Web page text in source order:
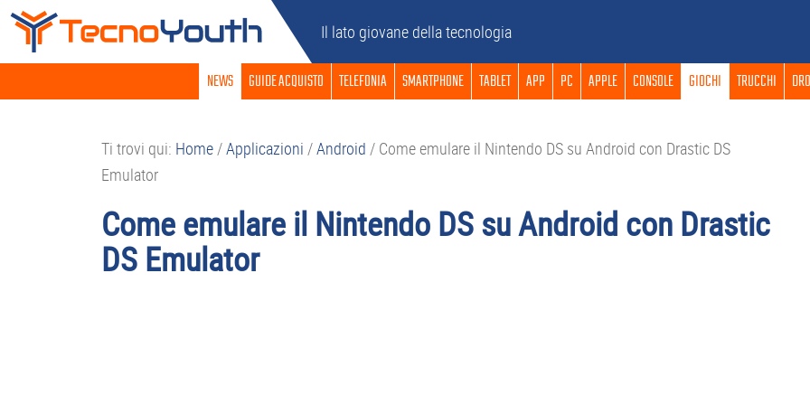
Passa
navigazione
Passa
contenuto
Passa
barra
Passa
piè
Il lato giovane della tecnologia
NEWS GUIDE ACQUISTO TELEFONIA SMARTPHONE TABLET APP PC APPLE CONSOLE GIOCHI TRUCCHI
Ti trovi qui: Home/Applicazioni /Android / Come emulare il Nintendo DS su Android con Drastic DS
Emulator
Come emulare il Nintendo DS su Android con Drastic
DS Emulator